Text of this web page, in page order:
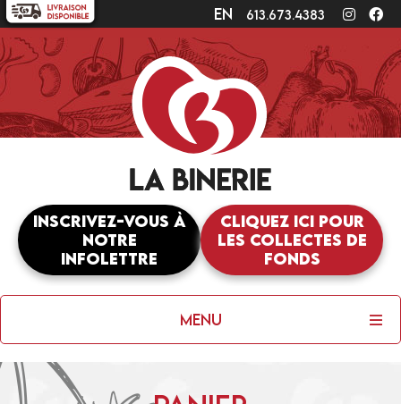
en 613.673.4383
Inscrivez-vous à
notre
infolettre
Cliquez ici pour
les collectes de
fonds
Menu